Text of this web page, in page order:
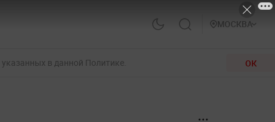
МОСКВА
в данной Политике. ОК